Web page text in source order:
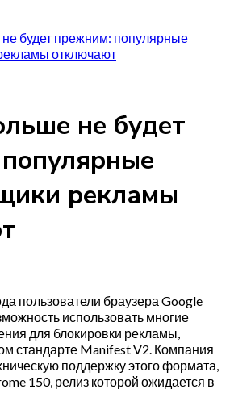
будет прежним: популярные
отключают
не будет
рекламы
пользователи браузера Google
использовать многие
для блокировки рекламы,
стандарте Manifest V2. Компания
поддержку этого формата,
150, релиз которой ожидается в